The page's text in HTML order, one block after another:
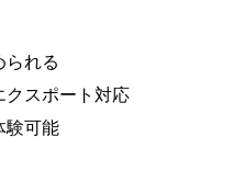
られる
クスポート対応
験可能